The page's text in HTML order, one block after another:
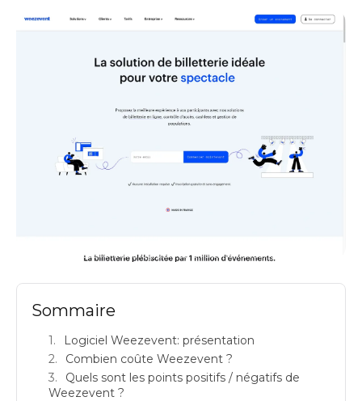
weezevent avis logiciels de billetterie ticketing prix
Sommaire
Logiciel Weezevent: présentation
Combien coûte Weezevent ?
Quels sont les points positifs / négatifs de
Weezevent ?